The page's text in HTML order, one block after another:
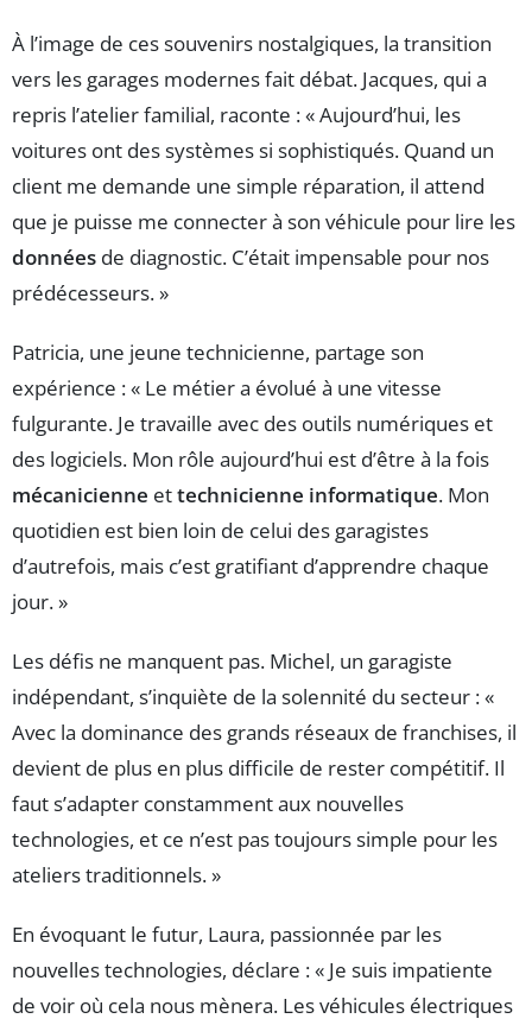
À l’image de ces souvenirs nostalgiques, la transition
vers les garages modernes fait débat. Jacques, qui a
repris l’atelier familial, raconte : « Aujourd’hui, les
voitures ont des systèmes si sophistiqués. Quand un
client me demande une simple réparation, il attend
que je puisse me connecter à son véhicule pour lire les
données de diagnostic. C’était impensable pour nos
prédécesseurs. »
Patricia, une jeune technicienne, partage son
expérience : « Le métier a évolué à une vitesse
fulgurante. Je travaille avec des outils numériques et
des logiciels. Mon rôle aujourd’hui est d’être à la fois
mécanicienne ettechnicienne informatique. Mon
quotidien est bien loin de celui des garagistes
d’autrefois, mais c’est gratifiant d’apprendre chaque
jour. »
Les défis ne manquent pas. Michel, un garagiste
indépendant, s’inquiète de la solennité du secteur : «
Avec la dominance des grands réseaux de franchises, il
devient de plus en plus difficile de rester compétitif. Il
faut s’adapter constamment aux nouvelles
technologies, et ce n’est pas toujours simple pour les
ateliers traditionnels. »
En évoquant le futur, Laura, passionnée par les
nouvelles technologies, déclare : « Je suis impatiente
de voir où cela nous mènera. Les véhicules électriques